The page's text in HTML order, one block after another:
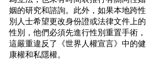
姻的研究和諮詢。此外，如果本地跨性
別人士希望更改身份證或法律文件上的
性別，他們必須先進行性別重置手術，
這嚴重違反了《世界人權宣言》中的健
康權和私隱權。